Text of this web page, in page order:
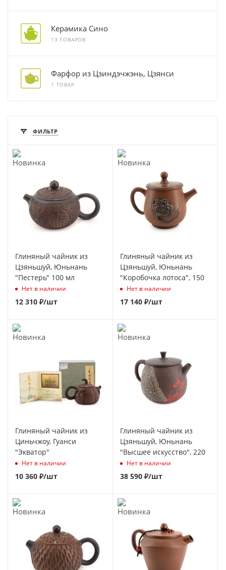
Керамика Сино
13 ТОВАРОВ
Фарфор из Цзиндэчжэнь, Цзянси
1 ТОВАР
ФИЛЬТР
Глиняный чайник из
Цзяньшуй, Юньнань
"Пестерь" 100 мл
Нет в наличии
12 310 ₽/шт
Глиняный чайник из
Цзяньшуй, Юньнань
"Коробочка лотоса", 150
Нет в наличии
17 140 ₽/шт
Глиняный чайник из
Циньчжоу, Гуанси
"Экватор"
Нет в наличии
10 360 ₽/шт
Глиняный чайник из
Цзяньшуй, Юньнань
"Высшее искусство", 220
Нет в наличии
38 590 ₽/шт